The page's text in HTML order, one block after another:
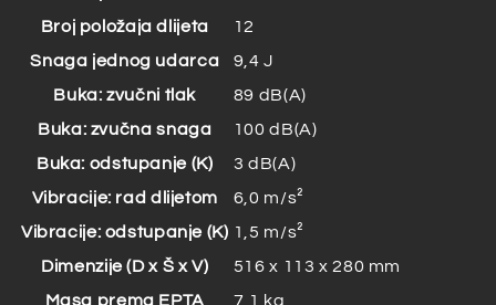
Broj položaja dlijeta
12
Snaga jednog udarca
9,4 J
Buka: zvučni tlak
89 dB(A)
Buka: zvučna snaga
100 dB(A)
Buka: odstupanje (K)
3 dB(A)
Vibracije: rad dlijetom
6,0 m/s²
Vibracije: odstupanje (K) 1,5 m/s²
Dimenzije (D x Š x V)
516 x 113 x 280 mm
Masa prema EPTA
7,1 kg